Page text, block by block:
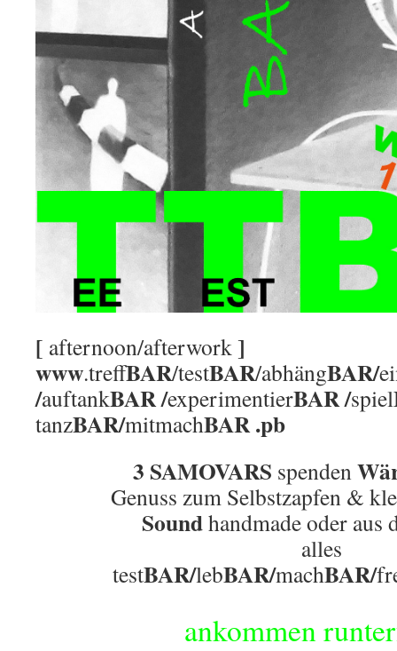
[ afternoon/afterwork]
www.treffBAR/testBAR/abhängBAR/
/auftankBAR /experimentierBAR /spiel
tanzBAR/mitmachBAR .pb
3 SAMOVARS spenden
Genuss zum Selbstzapfen &
Soundhandmade oder aus
alles
testBAR/lebBAR/machBAR/
ankommen